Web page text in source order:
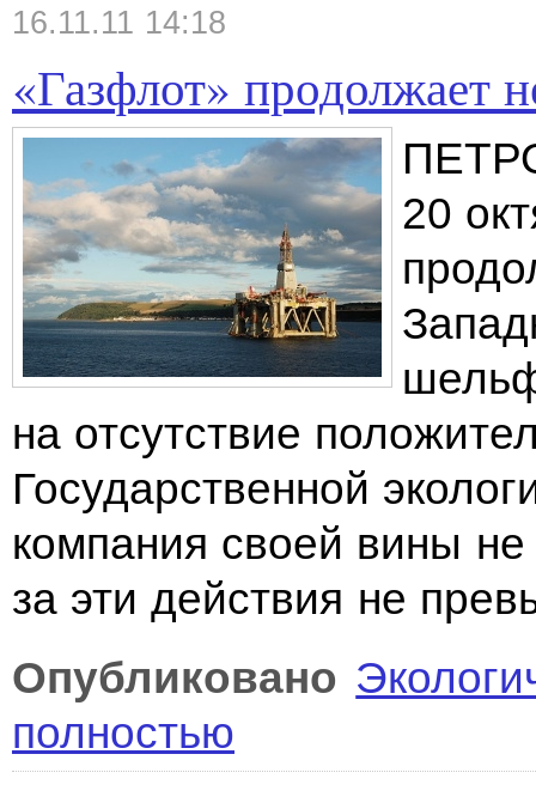
16.11.11 14:18
«Газфлот» продолжает
20
на отсутствие
Государственной
компания своей вины
за эти действия не
Опубликовано
полностью